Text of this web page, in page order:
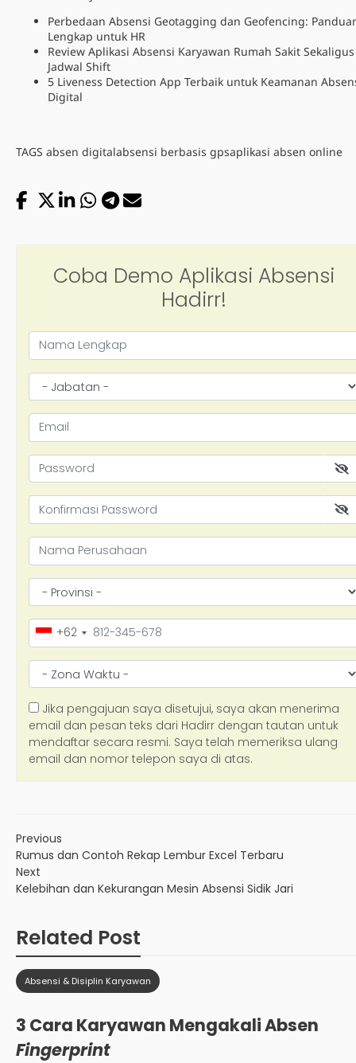
Perbedaan Absensi Geotagging dan Geofencing:
Lengkap untuk HR
Review Aplikasi Absensi Karyawan Rumah Sakit Sekaligus
Jadwal Shift
5 Liveness Detection App Terbaik untuk Keamanan
Digital
TAGS absen digitalabsensi berbasis gpsaplikasi absen online
Previous
Rumus dan Contoh Rekap Lembur Excel Terbaru
Next
Kelebihan dan Kekurangan Mesin Absensi Sidik Jari
Related Post
Absensi & Disiplin Karyawan
3 Cara Karyawan Mengakali Absen
Fingerprint